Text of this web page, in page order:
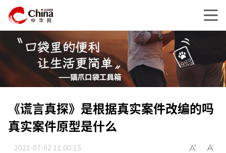
《谎言真探》是根据真实案件改编的吗
真实案件原型是什么
2021-07-02 11:00:15